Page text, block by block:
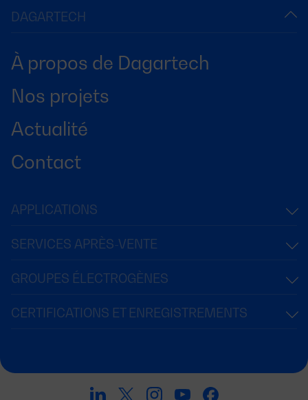
DAGARTECH
À propos de Dagartech
Nos projets
Actualité
Contact
APPLICATIONS
SERVICES APRÈS-VENTE
GROUPES ÉLECTROGÈNES
CERTIFICATIONS ET ENREGISTREMENTS